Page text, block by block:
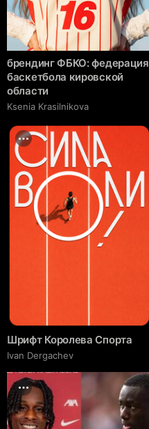
брендинг ФБКО: федерация
баскетбола кировской
области
Ksenia Krasilnikova
Шрифт Королева Спорта
Ivan Dergachev